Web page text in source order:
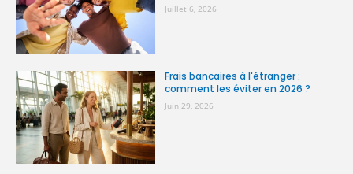
Juillet 6, 2026
Frais bancaires à l'étranger :
comment les éviter en 2026 ?
Juin 29, 2026